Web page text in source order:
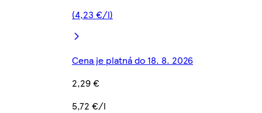
(4,23 €/l)
Cena je platná do 18. 8. 2026
2,29 €
5,72 €/l